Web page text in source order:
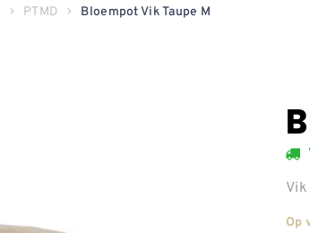
PTMD Bloempot Vik Taupe M
Op